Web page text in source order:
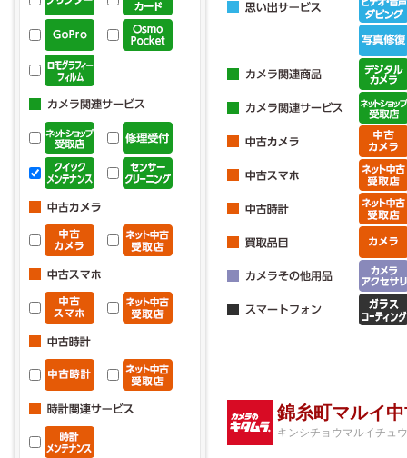
錦糸町マルイ
キンシチョウマルイチュ